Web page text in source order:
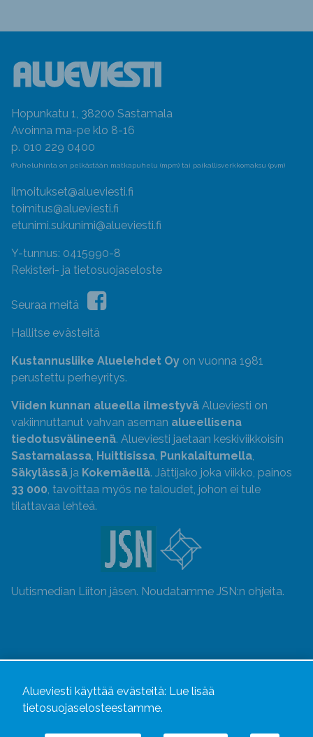
Hopunkatu 1, 38200 Sastamala
Avoinna ma-pe klo 8-16
p. 010 229 0400
(Puheluhinta on pelkästään matkapuhelu (mpm) tai paikallisverkkomaksu (pvm)
ilmoitukset@alueviesti.fi
toimitus@alueviesti.fi
etunimi.sukunimi@alueviesti.fi
Y-tunnus: 0415990-8
Rekisteri- ja tietosuojaseloste
Seuraa meitä
Hallitse evästeitä
Kustannusliike Aluelehdet Oy on vuonna 1981
perustettu perheyritys.
Viiden kunnan alueella ilmestyvä Alueviesti on
vakiinnuttanut vahvan aseman alueellisena
tiedotusvälineenä. Alueviesti jaetaan keskiviikkoisin
Sastamalassa Huittisissa Punkalaitumella
Säkylässä ja Kokemäellä. Jättijako joka viikko, painos
33 000 , tavoittaa myös ne taloudet, johon ei tule
tilattavaa lehteä.
Uutismedian Liiton jäsen. Noudatamme JSN:n ohjeita.
Alueviesti käyttää evästeitä: Lue lisää
tietosuojaselosteestamme.